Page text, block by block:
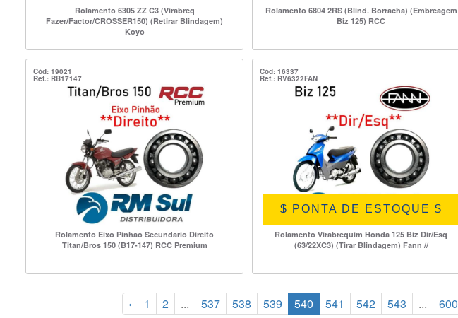
Rolamento 6305 ZZ C3 (Virabreq
Fazer/Factor/CROSSER150) (Retirar Blindagem)
Koyo
Rolamento 6804 2RS (Blind. Borracha) (Embreagem
Biz 125) RCC
Cód: 19021
Ref.: RB17147
Rolamento Eixo Pinhao Secundario Direito
Titan/Bros 150 (B17-147) RCC Premium
Cód: 16337
Ref.: RV6322FAN
$ PONTA DE ESTOQUE $
Rolamento Virabrequim Honda 125 Biz Dir/Esq
(63/22XC3) (Tirar Blindagem) Fann //
‹ 1 2 ... 537 538 539 540 541 542 543 ... 600